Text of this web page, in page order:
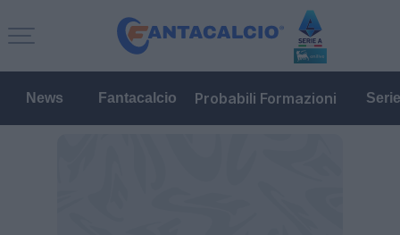
News Fantacalcio Probabili Formazioni